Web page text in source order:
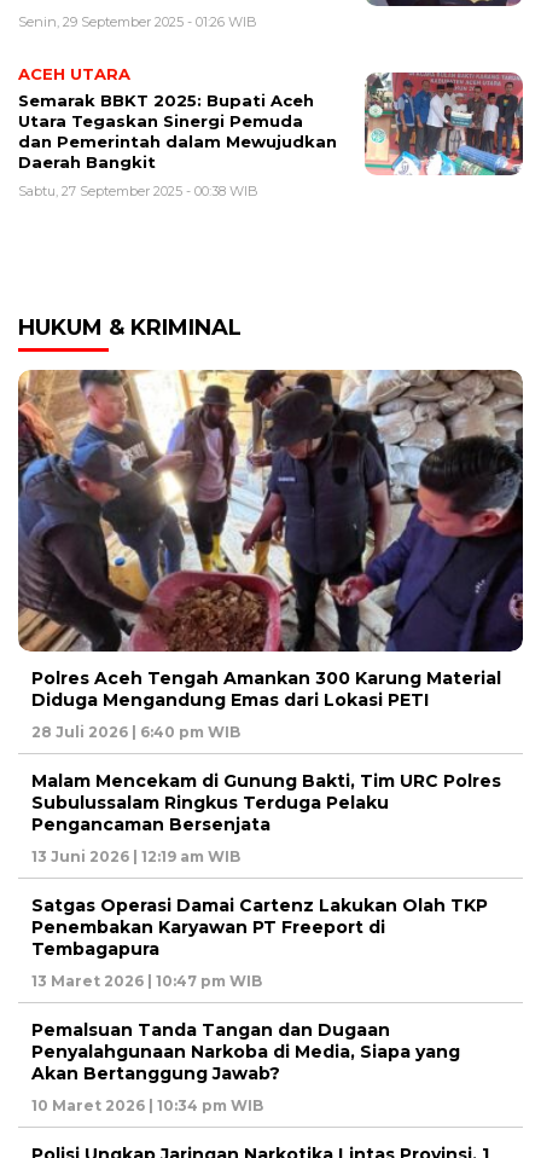
Senin, 29 September 2025 - 01:26 WIB
ACEH UTARA
Semarak BBKT 2025: Bupati Aceh
Utara Tegaskan Sinergi Pemuda
dan Pemerintah dalam Mewujudkan
Daerah Bangkit
Sabtu, 27 September 2025 - 00:38 WIB
HUKUM & KRIMINAL
Polres Aceh Tengah Amankan 300 Karung Material
Diduga Mengandung Emas dari Lokasi PETI
28 Juli 2026 | 6:40 pm WIB
Malam Mencekam di Gunung Bakti, Tim URC Polres
Subulussalam Ringkus Terduga Pelaku
Pengancaman Bersenjata
13 Juni 2026 | 12:19 am WIB
Satgas Operasi Damai Cartenz Lakukan Olah TKP
Penembakan Karyawan PT Freeport di
Tembagapura
13 Maret 2026 | 10:47 pm WIB
Pemalsuan Tanda Tangan dan Dugaan
Penyalahgunaan Narkoba di Media, Siapa yang
Akan Bertanggung Jawab?
10 Maret 2026 | 10:34 pm WIB